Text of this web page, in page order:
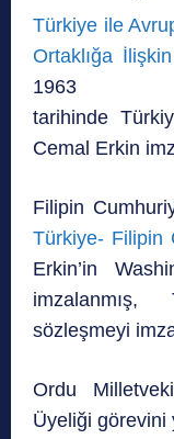
Türkiye ile
Ortaklığa
1963
tarihinde
Cemal Erkin
Filipin
Türkiye- Filipin
Erkin’in
imzalanmış,
sözleşmeyi
Ordu
Üyeliği görevini